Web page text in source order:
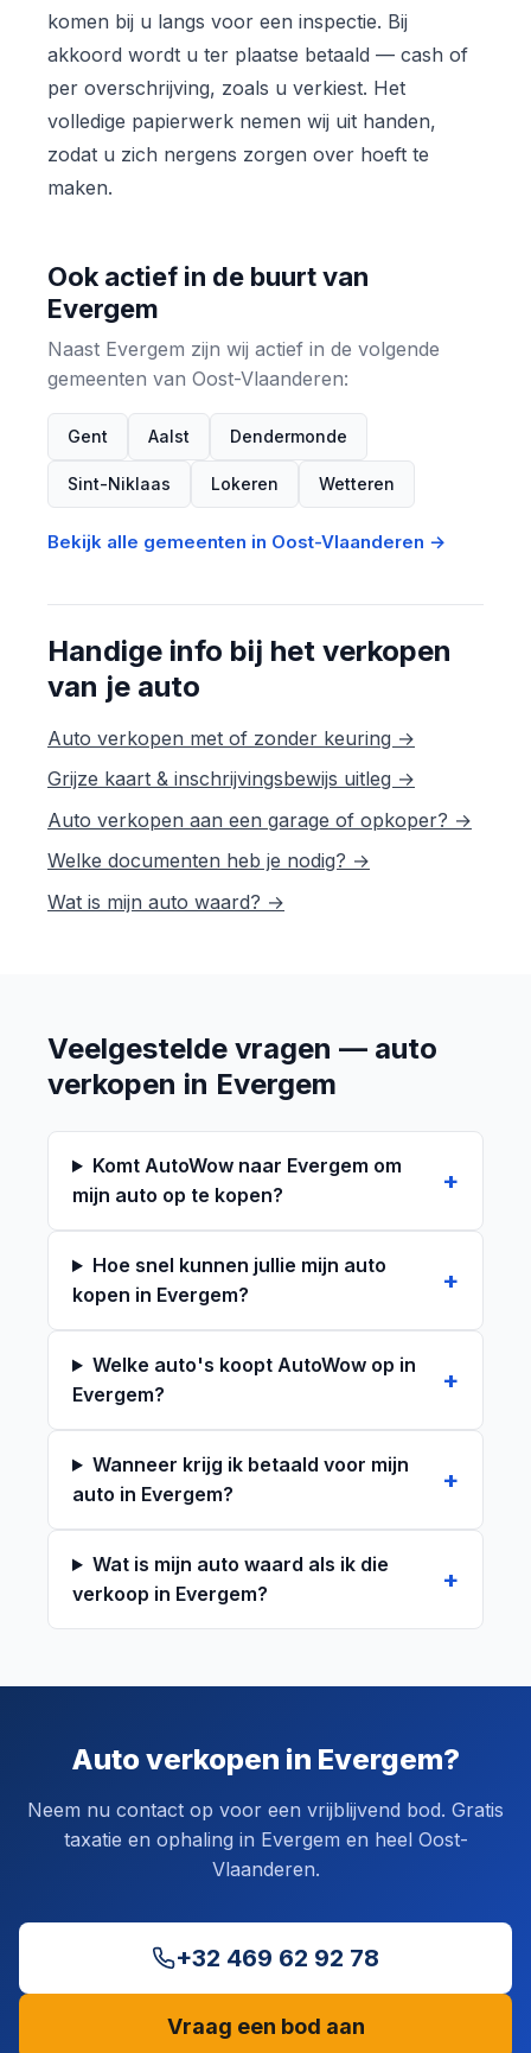
komen bij u langs voor een inspectie. Bij
akkoord wordt u ter plaatse betaald — cash of
per overschrijving, zoals u verkiest. Het
volledige papierwerk nemen wij uit handen,
zodat u zich nergens zorgen over hoeft te
maken.
Ook actief in de buurt van
Evergem
Naast Evergem zijn wij actief in de volgende
gemeenten van Oost-Vlaanderen:
Gent Aalst Dendermonde
Sint-Niklaas Lokeren Wetteren
Bekijk alle gemeenten in Oost-Vlaanderen →
Handige info bij het verkopen
van je auto
Auto verkopen met of zonder keuring →
Grijze kaart & inschrijvingsbewijs uitleg →
Auto verkopen aan een garage of opkoper? →
Welke documenten heb je nodig? →
Wat is mijn auto waard? →
Veelgestelde vragen — auto
verkopen in Evergem
Komt AutoWow naar Evergem om
mijn auto op te kopen?
Hoe snel kunnen jullie mijn auto
kopen in Evergem?
Welke auto's koopt AutoWow op in
Evergem?
Wanneer krijg ik betaald voor mijn
auto in Evergem?
Wat is mijn auto waard als ik die
verkoop in Evergem?
Auto verkopen in Evergem?
Neem nu contact op voor een vrijblijvend bod. Gratis
taxatie en ophaling in Evergem en heel Oost-
Vlaanderen.
+32 469 62 92 78
Vraag een bod aan